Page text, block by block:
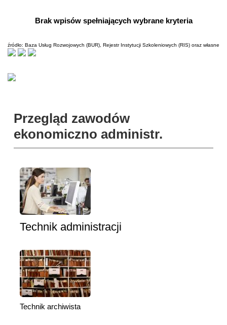
Przegląd zawodów
ekonomiczno administr.
Technik administracji
Technik archiwista
Brak wpisów spełniających wybrane kryteria
źródło: Baza Usług Rozwojowych (BUR), Rejestr Instytucji Szkoleniowych (RIS) oraz własne